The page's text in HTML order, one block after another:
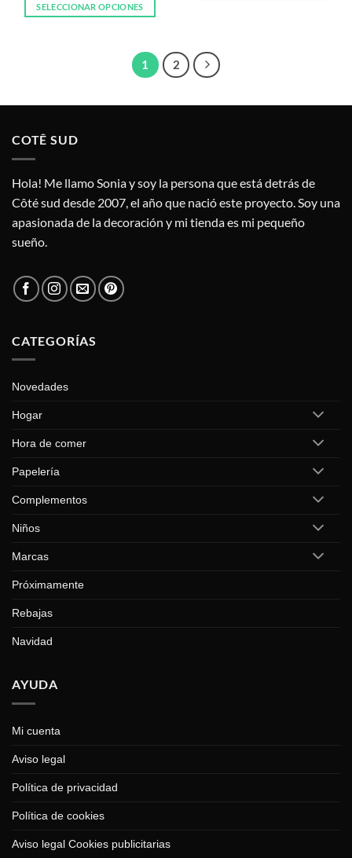
pueden
producto
desde
SELECCIONAR OPCIONES
múltiples
Las
en
la
página
10,00€
opciones
la
página
de
1 2
COTÊ SUD
Hola! Me llamo Sonia y soy la persona que está detrás de
Côté sud desde 2007, el año que nació este proyecto. Soy una
apasionada de la decoración y mi tienda es mi pequeño
sueño.
CATEGORÍAS
Novedades
Hogar
Hora de comer
Papelería
Complementos
Niños
Marcas
Próximamente
Rebajas
Navidad
AYUDA
Mi cuenta
Aviso legal
Política de privacidad
Política de cookies
Aviso legal Cookies publicitarias